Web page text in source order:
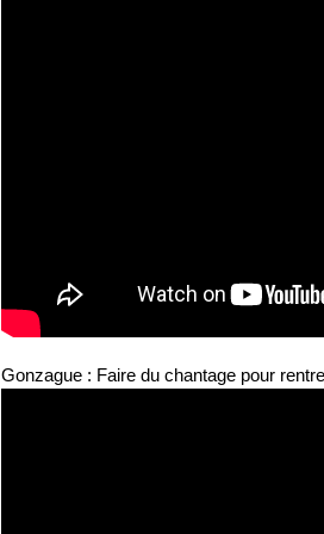
Gonzague : Faire du chantage pour